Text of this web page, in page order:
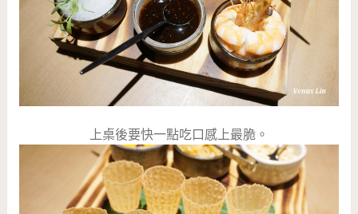
上桌後要快一點吃口感上最脆。